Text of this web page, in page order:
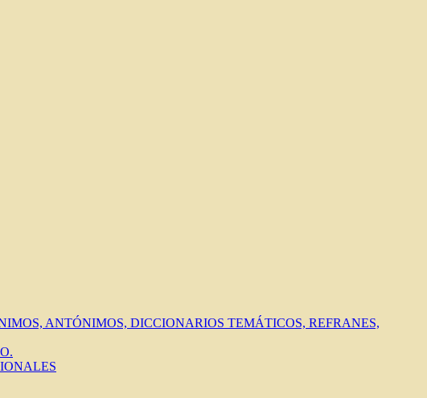
ANTÓNIMOS, DICCIONARIOS TEMÁTICOS, REFRANES,